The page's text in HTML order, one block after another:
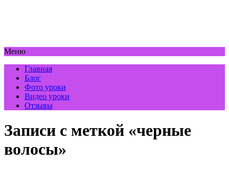
Меню
Главная
Блог
Фото уроки
Видео уроки
Отзывы
Записи с меткой «черные
волосы»